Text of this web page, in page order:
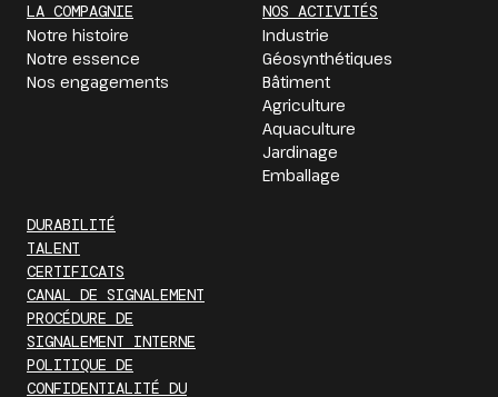
LA COMPAGNIE
Notre histoire
Notre essence
Nos engagements
NOS ACTIVITÉS
Industrie
Géosynthétiques
Bâtiment
Agriculture
Aquaculture
Jardinage
Emballage
DURABILITÉ
TALENT
CERTIFICATS
CANAL DE SIGNALEMENT
PROCÉDURE DE
SIGNALEMENT INTERNE
POLITIQUE DE
CONFIDENTIALITÉ DU